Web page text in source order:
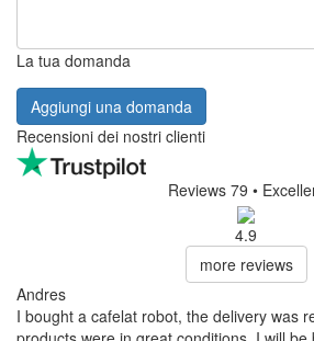
La tua domanda
Aggiungi una domanda
Recensioni dei nostri clienti
Reviews 79 •
4.9
more reviews
Andres
I bought a cafelat robot, the delivery was